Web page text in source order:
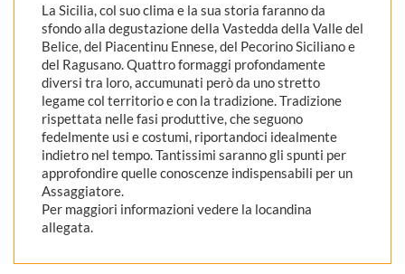
La Sicilia, col suo clima e la sua storia faranno da
sfondo alla degustazione della Vastedda della Valle del
Belice, del Piacentinu Ennese, del Pecorino Siciliano e
del Ragusano. Quattro formaggi profondamente
diversi tra loro, accumunati però da uno stretto
legame col territorio e con la tradizione. Tradizione
rispettata nelle fasi produttive, che seguono
fedelmente usi e costumi, riportandoci idealmente
indietro nel tempo. Tantissimi saranno gli spunti per
approfondire quelle conoscenze indispensabili per un
Assaggiatore.
Per maggiori informazioni vedere la locandina
allegata.